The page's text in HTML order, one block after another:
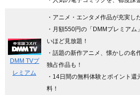
DMM TVプ
レミアム
・アニメ・エンタメ作品が充実し
・月額550円の「DMMプレミア
いほど見放題！
・話題の新作アニメ、懐かしの名
独占作品も！
・14日間の無料体験とポイント
料！